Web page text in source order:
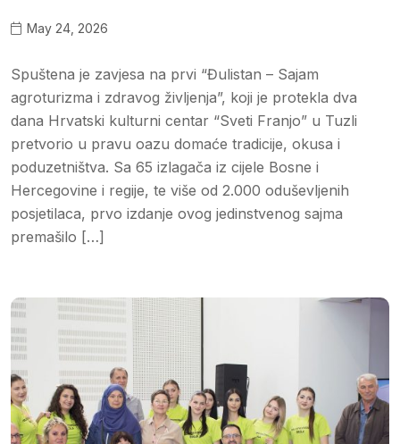
May 24, 2026
Spuštena je zavjesa na prvi “Đulistan – Sajam
agroturizma i zdravog življenja”, koji je protekla dva
dana Hrvatski kulturni centar “Sveti Franjo” u Tuzli
pretvorio u pravu oazu domaće tradicije, okusa i
poduzetništva. Sa 65 izlagača iz cijele Bosne i
Hercegovine i regije, te više od 2.000 oduševljenih
posjetilaca, prvo izdanje ovog jedinstvenog sajma
premašilo […]